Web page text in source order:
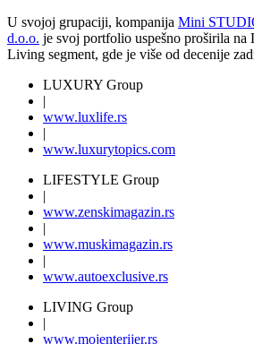
U svojoj grupaciji, kompanija Mini
d.o.o. je svoj portfolio uspešno proširila
Living segment, gde je više od decenije
LUXURY Group
|
www.luxlife.rs
|
www.luxurytopics.com
LIFESTYLE Group
|
www.zenskimagazin.rs
|
www.muskimagazin.rs
|
www.autoexclusive.rs
LIVING Group
|
www.mojenterijer.rs